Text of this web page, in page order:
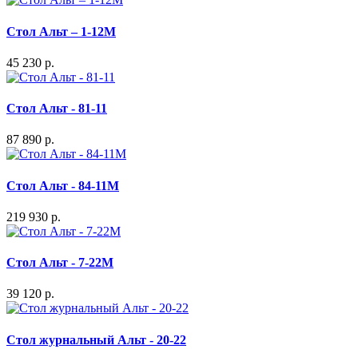
Стол Альт – 1-12М
45 230 р.
Стол Альт - 81-11
87 890 р.
Стол Альт - 84-11M
219 930 р.
Стол Альт - 7-22M
39 120 р.
Стол журнальный Альт - 20-22